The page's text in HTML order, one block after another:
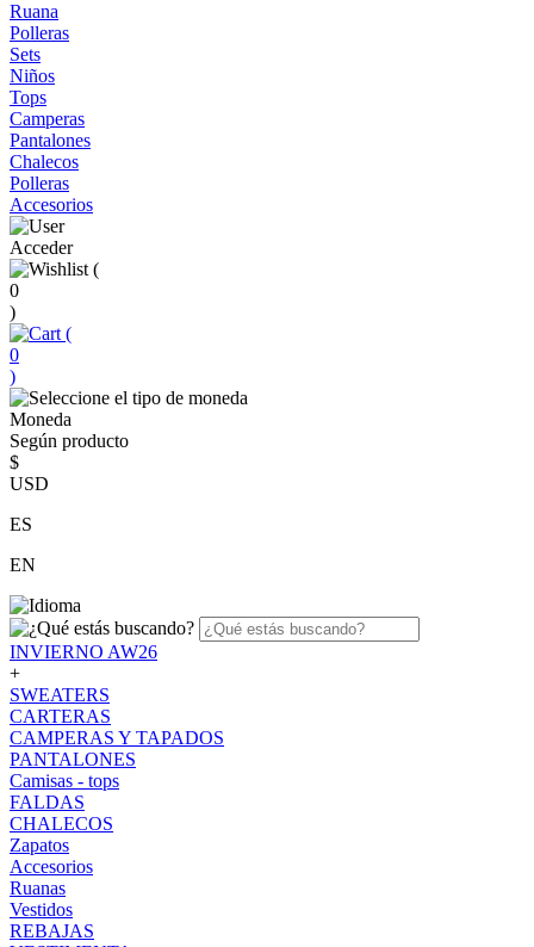
Ruana
Polleras
Sets
Niños
Tops
Camperas
Pantalones
Chalecos
Polleras
Accesorios
Acceder
(
0
)
(
0
)
Moneda
Según producto
$
USD
ES
EN
INVIERNO AW26
+
SWEATERS
CARTERAS
CAMPERAS Y TAPADOS
PANTALONES
Camisas - tops
FALDAS
CHALECOS
Zapatos
Accesorios
Ruanas
Vestidos
REBAJAS